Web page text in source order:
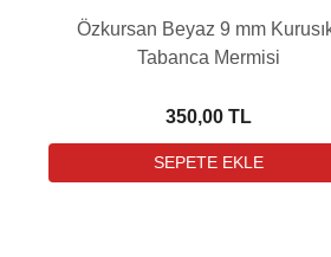
Özkursan Beyaz 9 mm
Tabanca Mermisi
350,00 TL